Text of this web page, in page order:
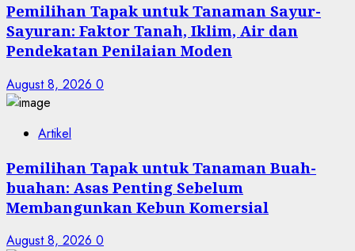
Pemilihan Tapak untuk Tanaman Sayur-
Sayuran: Faktor Tanah, Iklim, Air dan
Pendekatan Penilaian Moden
August 8, 2026 0
Artikel
Pemilihan Tapak untuk Tanaman Buah-
buahan: Asas Penting Sebelum
Membangunkan Kebun Komersial
August 8, 2026 0